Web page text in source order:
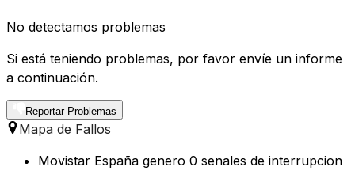
No detectamos problemas
Si está teniendo problemas, por favor envíe un informe
a continuación.
Reportar Problemas
Mapa de Fallos
Movistar España genero 0 senales de interrupcion